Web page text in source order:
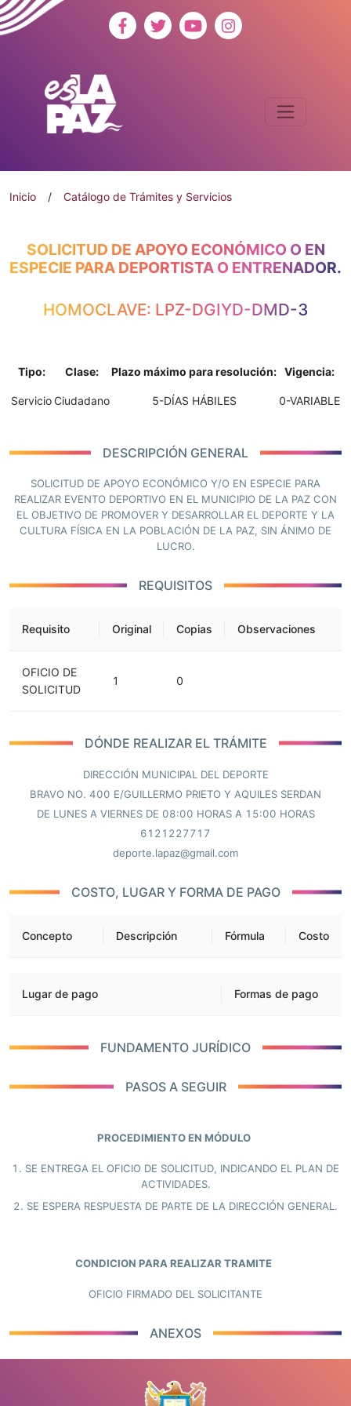
Inicio / Catálogo de Trámites y Servicios
SOLICITUD DE APOYO ECONÓMICO O EN
ESPECIE PARA DEPORTISTA O ENTRENADOR.
HOMOCLAVE: LPZ-DGIYD-DMD-3
Tipo:
Servicio
Clase:
Ciudadano
Plazo máximo para resolución:
5-DÍAS HÁBILES
Vigencia:
0-VARIABLE
DESCRIPCIÓN GENERAL
SOLICITUD DE APOYO ECONÓMICO Y/O EN ESPECIE PARA
REALIZAR EVENTO DEPORTIVO EN EL MUNICIPIO DE LA PAZ CON
EL OBJETIVO DE PROMOVER Y DESARROLLAR EL DEPORTE Y LA
CULTURA FÍSICA EN LA POBLACIÓN DE LA PAZ, SIN ÁNIMO DE
LUCRO.
REQUISITOS
Requisito Original Copias Observaciones
OFICIO DE
SOLICITUD
1 0
DÓNDE REALIZAR EL TRÁMITE
DIRECCIÓN MUNICIPAL DEL DEPORTE
BRAVO NO. 400 E/GUILLERMO PRIETO Y AQUILES SERDAN
DE LUNES A VIERNES DE 08:00 HORAS A 15:00 HORAS
6121227717
deporte.lapaz@gmail.com
COSTO, LUGAR Y FORMA DE PAGO
Concepto Descripción Fórmula Costo
Lugar de pago Formas de pago
FUNDAMENTO JURÍDICO
PASOS A SEGUIR
PROCEDIMIENTO EN MÓDULO
1. SE ENTREGA EL OFICIO DE SOLICITUD, INDICANDO EL PLAN DE
ACTIVIDADES.
2. SE ESPERA RESPUESTA DE PARTE DE LA DIRECCIÓN GENERAL.
CONDICION PARA REALIZAR TRAMITE
OFICIO FIRMADO DEL SOLICITANTE
ANEXOS